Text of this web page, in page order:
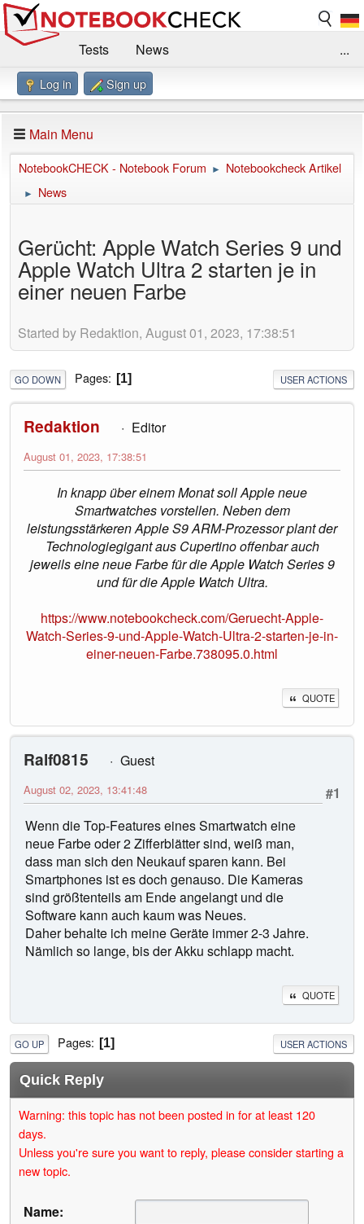
Tests
News
Benchmarks / Technik
Forum
Impressum
...
Log in Sign up
Main Menu
NotebookCHECK - Notebook Forum ► Notebookcheck Artikel
► News
Gerücht: Apple Watch Series 9 und
Apple Watch Ultra 2 starten je in
einer neuen Farbe
Started by Redaktion, August 01, 2023, 17:38:51
GO DOWN Pages 1 USER ACTIONS
Redaktion Editor
August 01, 2023, 17:38:51
In knapp über einem Monat soll Apple neue
Smartwatches vorstellen. Neben dem
leistungsstärkeren Apple S9 ARM-Prozessor plant der
Technologiegigant aus Cupertino offenbar auch
jeweils eine neue Farbe für die Apple Watch Series 9
und für die Apple Watch Ultra.
https://www.notebookcheck.com/Geruecht-Apple-
Watch-Series-9-und-Apple-Watch-Ultra-2-starten-je-in-
einer-neuen-Farbe.738095.0.html
QUOTE
Ralf0815
Guest
#1
August 02, 2023, 13:41:48
Wenn die Top-Features eines Smartwatch eine
neue Farbe oder 2 Zifferblätter sind, weiß man,
dass man sich den Neukauf sparen kann. Bei
Smartphones ist es doch genauso. Die Kameras
sind größtenteils am Ende angelangt und die
Software kann auch kaum was Neues.
Daher behalte ich meine Geräte immer 2-3 Jahre.
Nämlich so lange, bis der Akku schlapp macht.
QUOTE
GO UP Pages 1 USER ACTIONS
Quick Reply
Warning: this topic has not been posted in for at least 120
days.
Unless you're sure you want to reply, please consider starting a
new topic.
Name: